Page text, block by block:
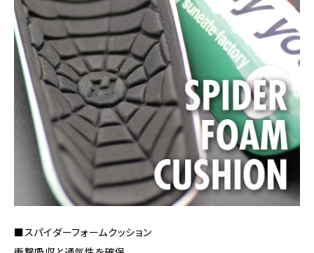
■スパイダーフォームクッション